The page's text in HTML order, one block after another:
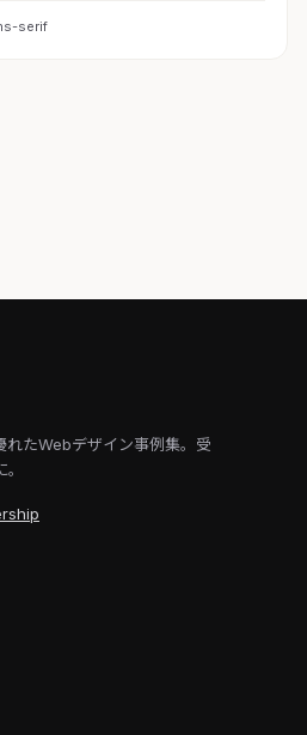
serif
たWebデザイン事例集。受